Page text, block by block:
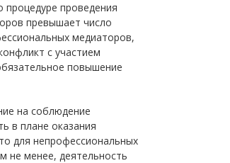
проведения
превышает число
медиаторов,
с участием
повышение
на соблюдение
в плане оказания
для непрофессиональных
не менее, деятельность